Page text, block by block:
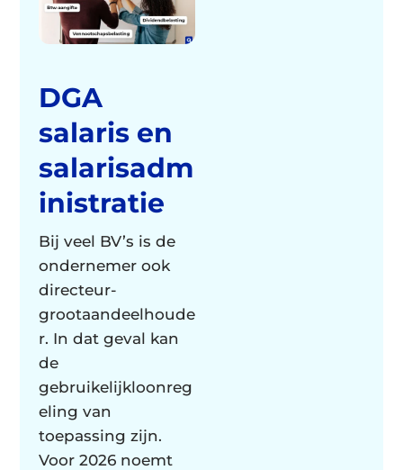
DGA
salaris en
salarisadm
inistratie
Bij veel BV’s is de
ondernemer ook
directeur-
grootaandeelhoude
r. In dat geval kan
de
gebruikelijkloonreg
eling van
toepassing zijn.
Voor 2026 noemt